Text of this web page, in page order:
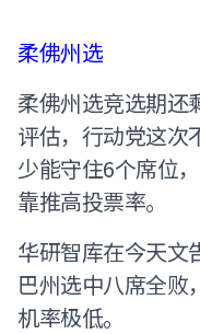
柔佛州选
柔佛州选竞选期还
评估，行动党这次
少能守住6个席位
靠推高投票率。
华研智库在今天文
巴州选中八席全败
机率极低。